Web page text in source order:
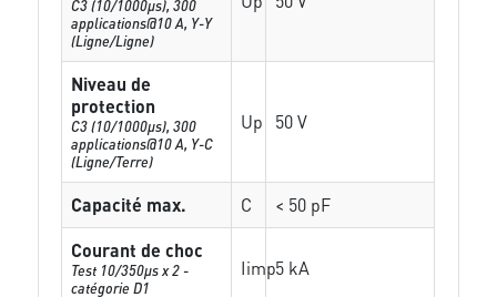
C3 (10/1000μs), 300
applications@10 A, Y-Y
(Ligne/Ligne)
Niveau de
protection
C3 (10/1000μs), 300
applications@10 A, Y-C
(Ligne/Terre)
Up 50 V
Capacité max. C
< 50 pF
Courant de choc
Test 10/350µs x 2 -
catégorie D1
Iimp5 kA